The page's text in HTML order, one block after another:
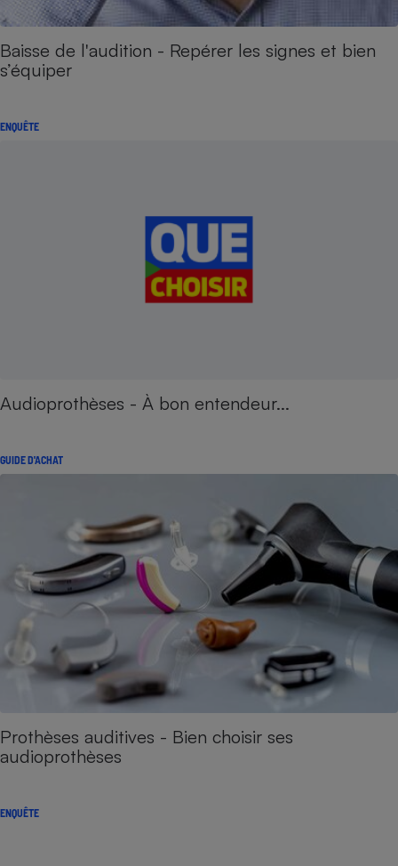
Baisse de l'audition - Repérer les signes et bien
s’équiper
ENQUÊTE
Audioprothèses - À bon entendeur...
GUIDE D'ACHAT
Prothèses auditives - Bien choisir ses
audioprothèses
ENQUÊTE